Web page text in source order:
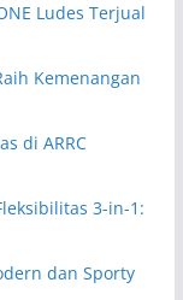
Ludes Terjual
Kemenangan
di ARRC
3-in-1:
dan Sporty